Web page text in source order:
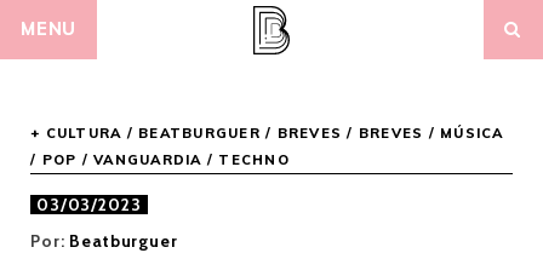
MENU
+ CULTURA / BEATBURGUER / BREVES / BREVES / MÚSICA
/ POP / VANGUARDIA / TECHNO
03/03/2023
Por: Beatburguer